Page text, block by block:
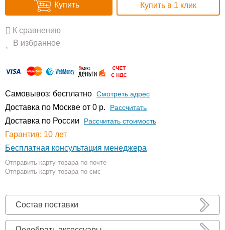
Купить Купить в 1 клик
К сравнению
В избранное
Самовывоз: бесплатно Смотреть адрес
Доставка по Москве от 0 р. Расcчитать
Доставка по России Рассчитать стоимость
Гарантия: 10 лет
Бесплатная консультация менеджера
Отправить карту товара по почте
Отправить карту товара по смс
Состав поставки